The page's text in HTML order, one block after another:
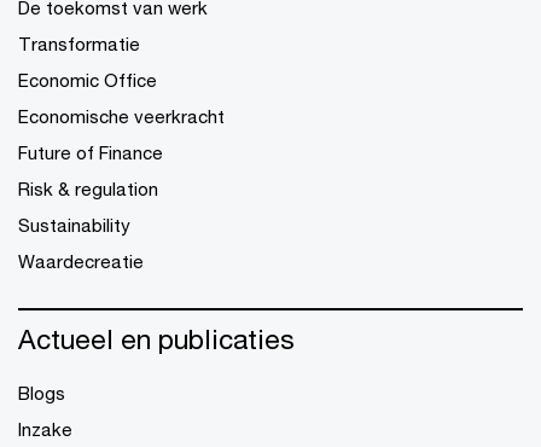
De toekomst van werk
Transformatie
Economic Office
Economische veerkracht
Future of Finance
Risk & regulation
Sustainability
Waardecreatie
Actueel en publicaties
Blogs
Inzake